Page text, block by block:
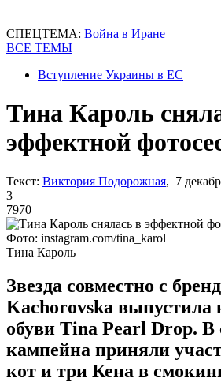
СПЕЦТЕМА: Война в Иране
ВСЕ ТЕМЫ
Вступление Украины в ЕС
Тина Кароль
эффектной
Текст: Виктория Подорожная, 7
3
7970
Фото: instagram.com/tina_karol
Тина Кароль
Звезда совместно с
Kachorovska выпустила
обуви Tina Pearl Drop. В
кампейна приняли
кот и три Кена в